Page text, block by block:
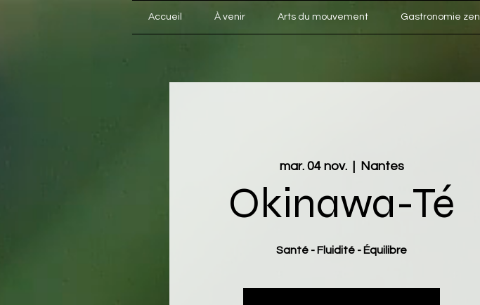
Accueil À venir Arts du mouvement Gastronomie zen
mar. 04 nov.
  |
Nantes
Okinawa-Té
Santé - Fluidité - Équilibre